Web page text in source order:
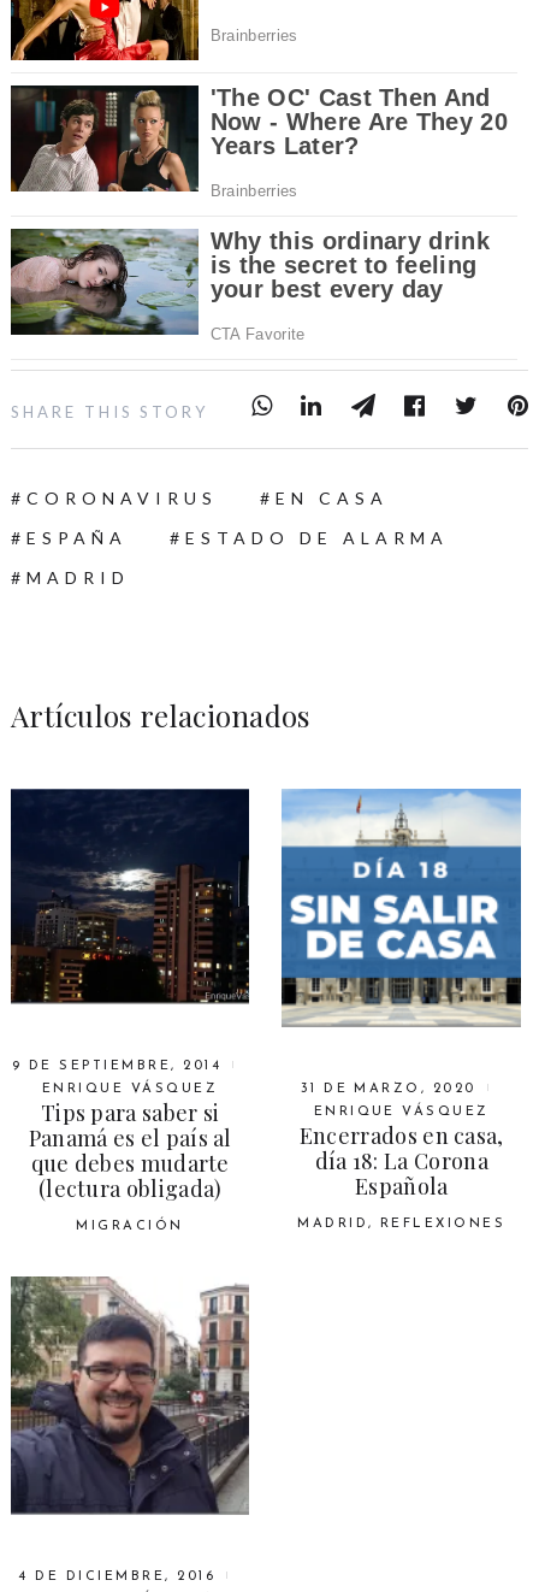
SHARE THIS STORY
CORONAVIRUS
EN CASA
ESPAÑA
ESTADO DE ALARMA
MADRID
Artículos relacionados
9 DE SEPTIEMBRE, 2014
ENRIQUE VÁSQUEZ
Tips para saber si
Panamá es el país al
que debes mudarte
(lectura obligada)
MIGRACIÓN
31 DE MARZO, 2020
ENRIQUE VÁSQUEZ
Encerrados en casa,
día 18: La Corona
Española
MADRID , REFLEXIONES
4 DE DICIEMBRE, 2016